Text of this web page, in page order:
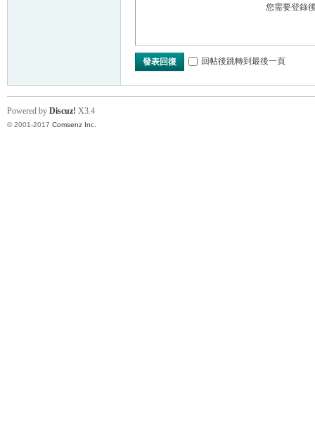
您需要登錄
發表回復 回帖後跳轉到最後一頁
Powered by Discuz! X3.4
© 2001-2017 Comsenz Inc.